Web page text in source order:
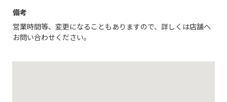
備考
営業時間等、変更になることもありますので、詳しくは店舗へ
お問い合わせください。